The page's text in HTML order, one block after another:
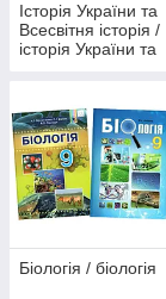
Історія України та
Всесвітня історія /
історія України та
Біологія / біологія